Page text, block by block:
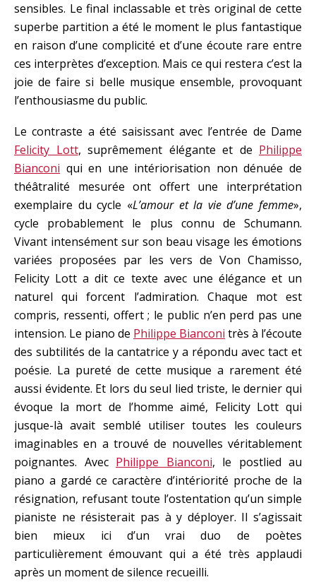
sensibles. Le final inclassable et très original de cette
superbe partition a été le moment le plus fantastique
en raison d’une complicité et d’une écoute rare entre
ces interprètes d’exception. Mais ce qui restera c’est la
joie de faire si belle musique ensemble, provoquant
l’enthousiasme du public.
Le contraste a été saisissant avec l’entrée de Dame
Felicity Lott, suprêmement élégante et de Philippe
Bianconi qui en une intériorisation non dénuée de
théâtralité mesurée ont offert une interprétation
exemplaire du cycle «L’amour et la vie d’une femme»,
cycle probablement le plus connu de Schumann.
Vivant intensément sur son beau visage les émotions
variées proposées par les vers de Von Chamisso,
Felicity Lott a dit ce texte avec une élégance et un
naturel qui forcent l’admiration. Chaque mot est
compris, ressenti, offert ; le public n’en perd pas une
intension. Le piano de Philippe Bianconi très à l’écoute
des subtilités de la cantatrice y a répondu avec tact et
poésie. La pureté de cette musique a rarement été
aussi évidente. Et lors du seul lied triste, le dernier qui
évoque la mort de l’homme aimé, Felicity Lott qui
jusque-là avait semblé utiliser toutes les couleurs
imaginables en a trouvé de nouvelles véritablement
poignantes. Avec Philippe Bianconi, le postlied au
piano a gardé ce caractère d’intériorité proche de la
résignation, refusant toute l’ostentation qu’un simple
pianiste ne résisterait pas à y déployer. Il s’agissait
bien mieux ici d’un vrai duo de poètes
particulièrement émouvant qui a été très applaudi
après un moment de silence recueilli.